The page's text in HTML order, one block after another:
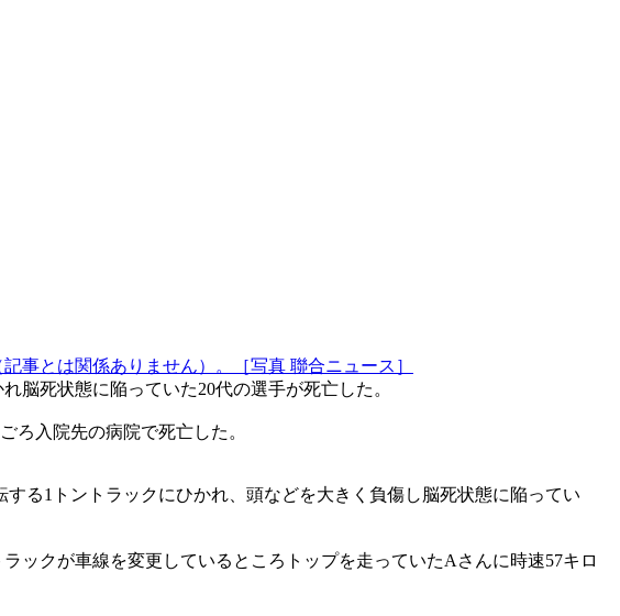
事とは関係ありません）。［写真 聯合ニュース］
脳死状態に陥っていた20代の選手が死亡した。
ろ入院先の病院で死亡した。
る1トントラックにひかれ、頭などを大きく負傷し脳死状態に陥ってい
ックが車線を変更しているところトップを走っていたAさんに時速57キロ